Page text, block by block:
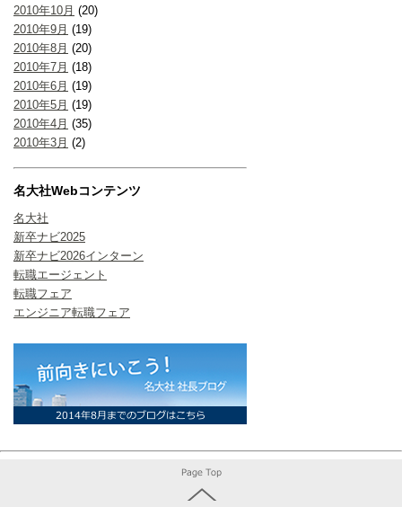
2010年10月 (20)
2010年9月 (19)
2010年8月 (20)
2010年7月 (18)
2010年6月 (19)
2010年5月 (19)
2010年4月 (35)
2010年3月 (2)
名大社Webコンテンツ
名大社
新卒ナビ2025
新卒ナビ2026インターン
転職エージェント
転職フェア
エンジニア転職フェア